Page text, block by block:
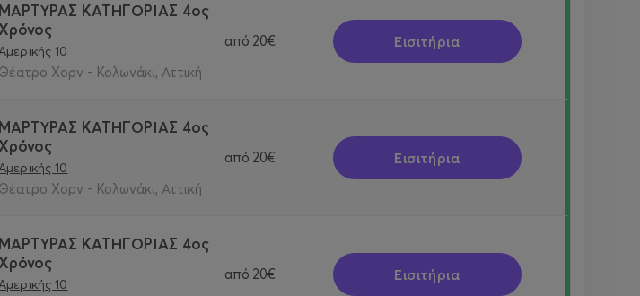
ΜΑΡΤΥΡΑΣ ΚΑΤΗΓΟΡΙΑΣ 4ος
Χρόνος
10
Θέατρο Χορν - Κολωνάκι, Αττική
από 20€ Εισιτήρια
ΜΑΡΤΥΡΑΣ ΚΑΤΗΓΟΡΙΑΣ 4ος
Χρόνος
10
Θέατρο Χορν - Κολωνάκι, Αττική
από 20€ Εισιτήρια
ΜΑΡΤΥΡΑΣ ΚΑΤΗΓΟΡΙΑΣ 4ος
Χρόνος
10
από 20€ Εισιτήρια